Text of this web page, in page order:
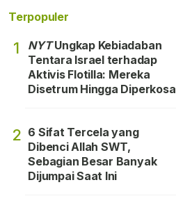
Terpopuler
1 NYTUngkap Kebiadaban
Tentara Israel terhadap
Aktivis Flotilla: Mereka
Disetrum Hingga Diperkosa
2 6 Sifat Tercela yang
Dibenci Allah SWT,
Sebagian Besar Banyak
Dijumpai Saat Ini